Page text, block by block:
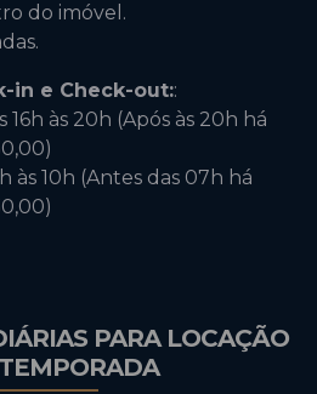
do imóvel.
in e Check-out::
16h às 20h (Após às 20h há
às 10h (Antes das 07h há
PARA LOCAÇÃO